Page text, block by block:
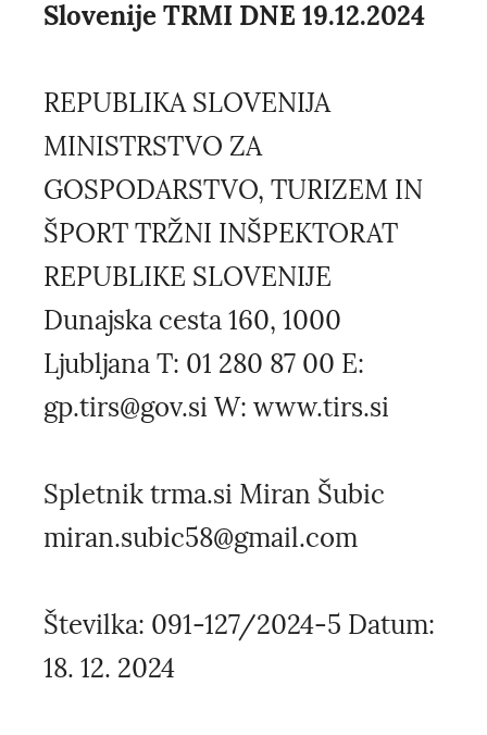
Slovenije TRMI DNE 19.12.2024
REPUBLIKA SLOVENIJA
MINISTRSTVO ZA
GOSPODARSTVO, TURIZEM IN
ŠPORT TRŽNI INŠPEKTORAT
REPUBLIKE SLOVENIJE
Dunajska cesta 160, 1000
Ljubljana T: 01 280 87 00 E:
gp.tirs@gov.si W: www.tirs.si
Spletnik trma.si Miran Šubic
miran.subic58@gmail.com
Številka: 091-127/2024-5 Datum:
18. 12. 2024